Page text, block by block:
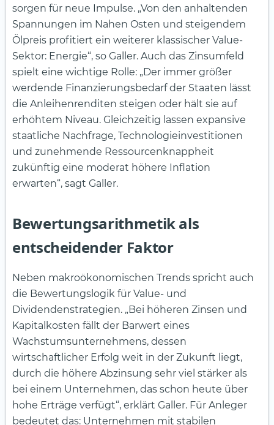
sorgen für neue Impulse. „Von den anhaltenden
Spannungen im Nahen Osten und steigendem
Ölpreis profitiert ein weiterer klassischer Value-
Sektor: Energie“, so Galler. Auch das Zinsumfeld
spielt eine wichtige Rolle: „Der immer größer
werdende Finanzierungsbedarf der Staaten lässt
die Anleihenrenditen steigen oder hält sie auf
erhöhtem Niveau. Gleichzeitig lassen expansive
staatliche Nachfrage, Technologieinvestitionen
und zunehmende Ressourcenknappheit
zukünftig eine moderat höhere Inflation
erwarten“, sagt Galler.
Bewertungsarithmetik als
entscheidender Faktor
Neben makroökonomischen Trends spricht auch
die Bewertungslogik für Value- und
Dividendenstrategien. „Bei höheren Zinsen und
Kapital­kosten fällt der Barwert eines
Wachstumsunternehmens, dessen
wirtschaftlicher Erfolg weit in der Zukunft liegt,
durch die höhere Abzinsung sehr viel stärker als
bei einem Unternehmen, das schon heute über
hohe Erträge verfügt“, erklärt Galler. Für Anleger
bedeutet das: Unternehmen mit stabilen